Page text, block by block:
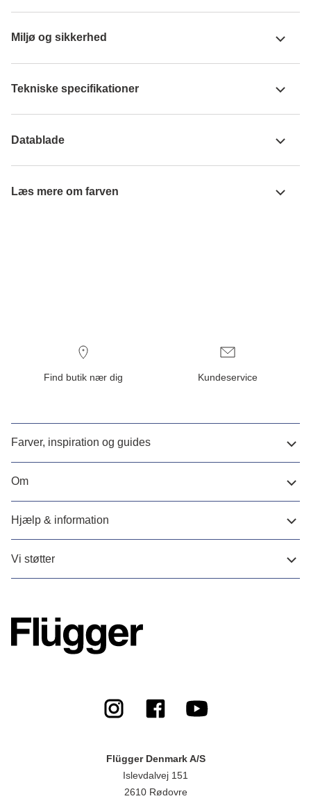
Miljø og sikkerhed
Tekniske specifikationer
Datablade
Læs mere om farven
Find butik nær dig Kundeservice
Farver, inspiration og guides
Om
Hjælp & information
Vi støtter
Flügger Denmark A/S
Islevdalvej 151
2610 Rødovre